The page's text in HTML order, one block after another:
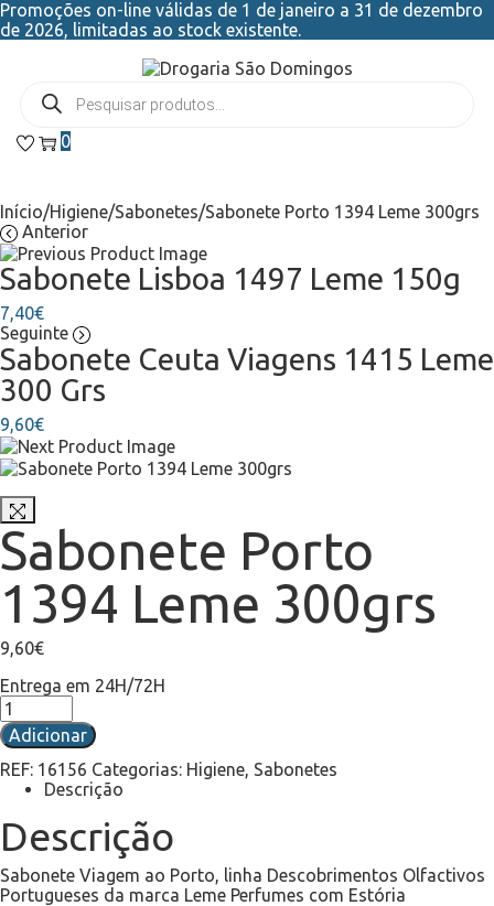
Promoções on-line válidas de 1 de janeiro a 31 de dezembro
de 2026, limitadas ao stock existente.
0
Início/Higiene/Sabonetes/Sabonete Porto 1394 Leme 300grs
Anterior
Sabonete Lisboa 1497 Leme 150g
7,40€
Seguinte
Sabonete Ceuta Viagens 1415 Leme
300 Grs
9,60€
Sabonete Porto
1394 Leme 300grs
9,60€
Entrega em 24H/72H
Adicionar
REF: 16156 Categorias: Higiene, Sabonetes
Descrição
Descrição
Sabonete Viagem ao Porto, linha Descobrimentos Olfactivos
Portugueses da marca Leme Perfumes com Estória